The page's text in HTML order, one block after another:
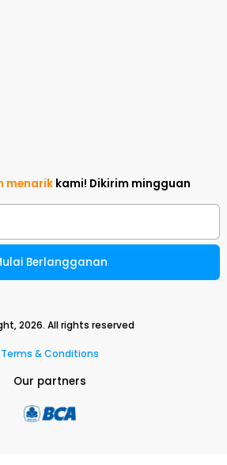
menarik kami! Dikirim mingguan
Berlangganan
2026. All rights reserved
Terms & Conditions
Our partners